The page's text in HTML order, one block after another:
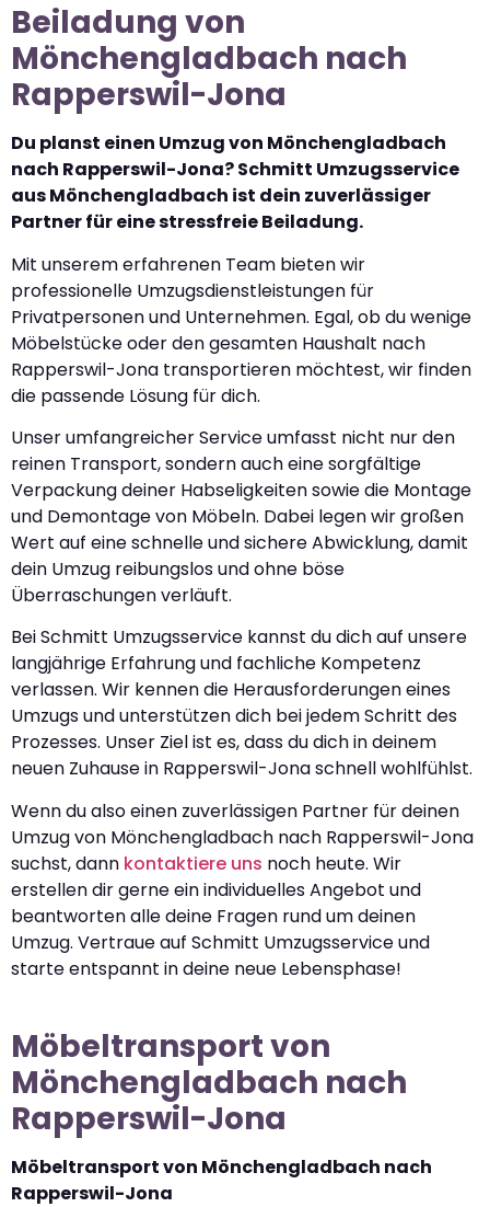
Beiladung von
Mönchengladbach nach
Rapperswil-Jona
Du planst einen Umzug von Mönchengladbach
nach Rapperswil-Jona? Schmitt Umzugsservice
aus Mönchengladbach ist dein zuverlässiger
Partner für eine stressfreie Beiladung.
Mit unserem erfahrenen Team bieten wir
professionelle Umzugsdienstleistungen für
Privatpersonen und Unternehmen. Egal, ob du wenige
Möbelstücke oder den gesamten Haushalt nach
Rapperswil-Jona transportieren möchtest, wir finden
die passende Lösung für dich.
Unser umfangreicher Service umfasst nicht nur den
reinen Transport, sondern auch eine sorgfältige
Verpackung deiner Habseligkeiten sowie die Montage
und Demontage von Möbeln. Dabei legen wir großen
Wert auf eine schnelle und sichere Abwicklung, damit
dein Umzug reibungslos und ohne böse
Überraschungen verläuft.
Bei Schmitt Umzugsservice kannst du dich auf unsere
langjährige Erfahrung und fachliche Kompetenz
verlassen. Wir kennen die Herausforderungen eines
Umzugs und unterstützen dich bei jedem Schritt des
Prozesses. Unser Ziel ist es, dass du dich in deinem
neuen Zuhause in Rapperswil-Jona schnell wohlfühlst.
Wenn du also einen zuverlässigen Partner für deinen
Umzug von Mönchengladbach nach Rapperswil-Jona
suchst, dann kontaktiere uns noch heute. Wir
erstellen dir gerne ein individuelles Angebot und
beantworten alle deine Fragen rund um deinen
Umzug. Vertraue auf Schmitt Umzugsservice und
starte entspannt in deine neue Lebensphase!
Möbeltransport von
Mönchengladbach nach
Rapperswil-Jona
Möbeltransport von Mönchengladbach nach
Rapperswil-Jona